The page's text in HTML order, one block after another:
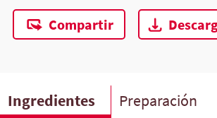
Compartir
Ingredientes Preparación